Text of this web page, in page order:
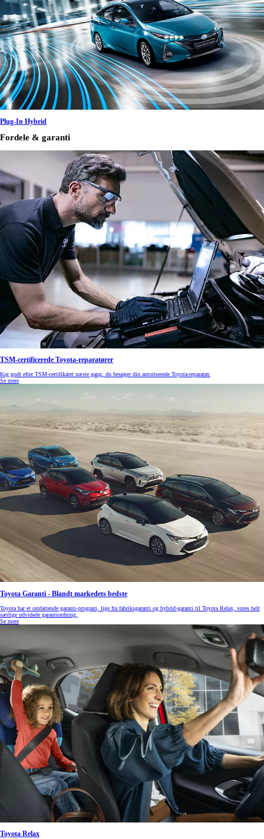
Plug-In Hybrid
Fordele & garanti
TSM-certificerede Toyota-reparatører
Kig godt efter TSM-certifikatet næste gang, du besøger din autoriserede Toyota-reparatør.
Se mere
Toyota Garanti - Blandt markedets bedste
Toyota har et omfattende garanti-program, lige fra fabriksgaranti og hybrid-garanti til Toyota Relax, vores helt
særlige udvidede garantiordning.
Se mere
Toyota Relax